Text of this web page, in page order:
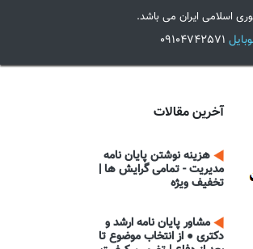
اسلامی ایران می باشد.
آخرین مقالات
هزینه نوشتن پایان نامه
مدیریت - تمامی گرایش ها |
تخفیف ویژه
مشاور پایان نامه ارشد و
دکتری ● از انتخاب موضوع تا